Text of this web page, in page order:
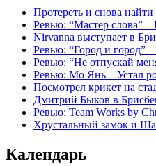
Протереть и снова найти
Ревью: “Мастер слова”
Nirvanna выступает в
Ревью: “Город и город”
Ревью: “Не отпускай
Ревью: Мо Янь – Устал
Посмотрел крикет на
Дмитрий Быков в
Ревью: Team Works by
Хрустальный замок и
Календарь